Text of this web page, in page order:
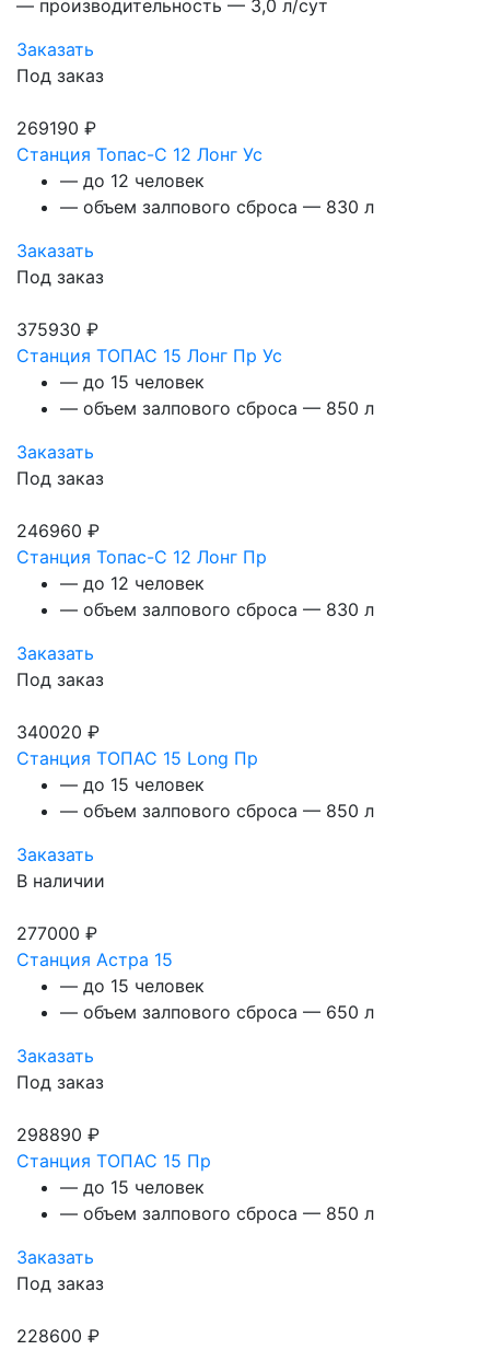
— производительность — 3,0 л/сут
Заказать
Под заказ
269190 ₽
Станция Топас-С 12 Лонг Ус
— до 12 человек
— объем залпового сброса — 830 л
Заказать
Под заказ
375930 ₽
Станция ТОПАС 15 Лонг Пр Ус
— до 15 человек
— объем залпового сброса — 850 л
Заказать
Под заказ
246960 ₽
Станция Топас-С 12 Лонг Пр
— до 12 человек
— объем залпового сброса — 830 л
Заказать
Под заказ
340020 ₽
Станция ТОПАС 15 Long Пр
— до 15 человек
— объем залпового сброса — 850 л
Заказать
В наличии
277000 ₽
Станция Астра 15
— до 15 человек
— объем залпового сброса — 650 л
Заказать
Под заказ
298890 ₽
Станция ТОПАС 15 Пр
— до 15 человек
— объем залпового сброса — 850 л
Заказать
Под заказ
228600 ₽